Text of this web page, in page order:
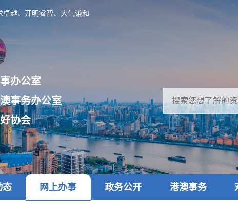
卓越、开明睿智、大气谦和
办公室
事务办公室
协会
态 网上办事 政务公开 港澳事务